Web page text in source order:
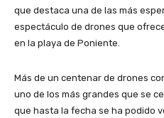
que destaca una de las más
espectáculo de drones que
en la playa de Poniente.
Más de un centenar de drones
uno de los más grandes que se
que hasta la fecha se ha podido